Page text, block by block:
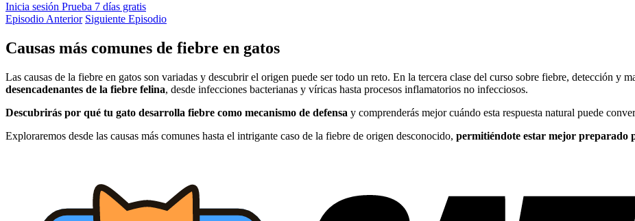
Inicia sesión Prueba 7 días gratis
Episodio Anterior Siguiente Episodio
Causas más comunes de fiebre en gatos
Las causas de la fiebre en gatos son variadas y descubrir el origen puede ser todo un reto. En la tercera clase del curso sobre fiebre, detección y
desencadenantes de la fiebre felina, desde infecciones bacterianas y víricas hasta procesos inflamatorios no infecciosos.
Descubrirás por qué tu gato desarrolla fiebre como mecanismo de defensa y comprenderás mejor cuándo esta respuesta natural puede
Exploraremos desde las causas más comunes hasta el intrigante caso de la fiebre de origen desconocido, permitiéndote estar mejor preparado